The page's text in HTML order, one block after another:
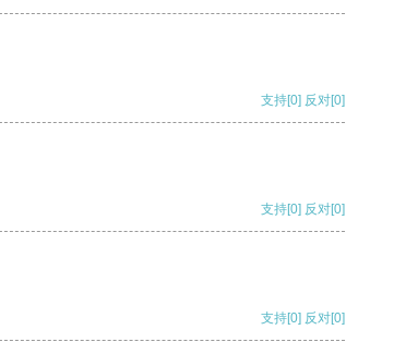
支持[0] 反对[0]
支持[0] 反对[0]
支持[0] 反对[0]